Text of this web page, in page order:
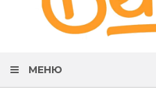
МЕНЮ